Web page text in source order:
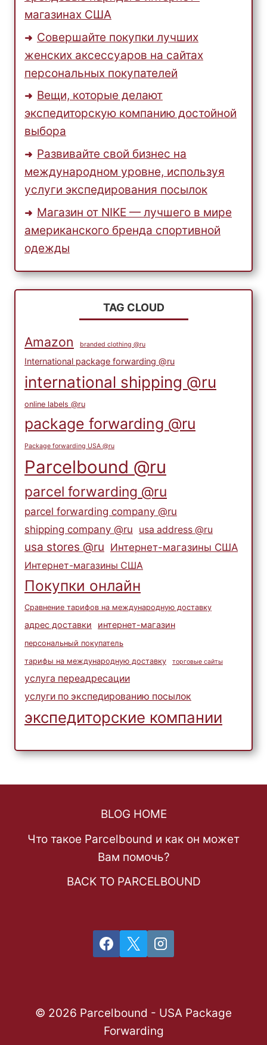
магазинах США
Совершайте покупки лучших
женских аксессуаров на сайтах
персональных покупателей
Вещи, которые делают
экспедиторскую компанию достойной
выбора
Развивайте свой бизнес на
международном уровне, используя
услуги экспедирования посылок
Магазин от NIKE — лучшего в мире
американского бренда спортивной
одежды
TAG CLOUD
Amazon branded clothing @ru
International package forwarding @ru
international shipping @ru
online labels @ru
package forwarding @ru
Package forwarding USA @ru
Parcelbound @ru
parcel forwarding @ru
parcel forwarding company @ru
shipping company @ru
usa address @ru
usa stores @ru Интернет-магазины США
Интернет-магазины США
Покупки онлайн
Сравнение тарифов на международную доставку
адрес доставки интернет-магазин
персональный покупатель
тарифы на международную доставку
торговые сайты
услуга переадресации
услуги по экспедированию посылок
экспедиторские компании
BLOG HOME
Что такое Parcelbound и как он может
Вам помочь?
BACK TO PARCELBOUND
© 2026 Parcelbound - USA Package
Forwarding